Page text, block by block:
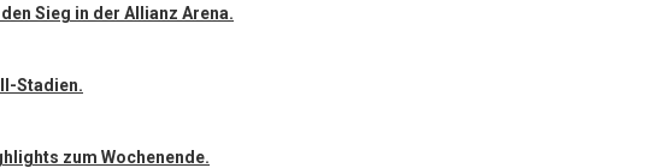
Sieg in der Allianz Arena.
Stadien.
zum Wochenende.